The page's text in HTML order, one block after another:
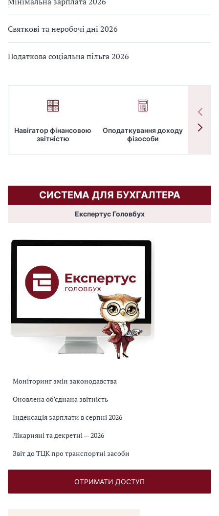
Святкові та неробочі дні 2026
Податкова соціальна пільга 2026
Навігатор фінансовою
звітністю
Оподаткування доходу
фізособи
СИСТЕМА ДЛЯ БУХГАЛТЕРА
Експертус Головбух
Моніторинг змін законодавства
Оновлена об’єднана звітність
Індексація зарплати в серпні 2026
Лікарняні та декретні — 2026
Звіт до ТЦК про транспортні засоби
ОТРИМАТИ ДОСТУП